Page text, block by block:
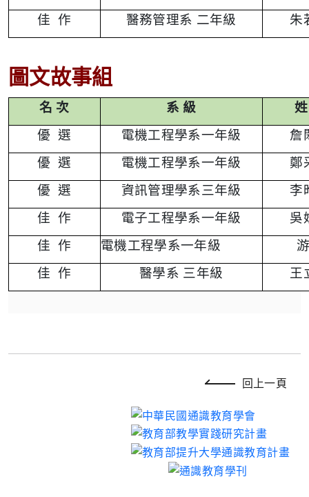
佳 作 醫務管理系 二年級 朱
圖文故事組
名 次 系 級
優 選 電機工程學系一年級
詹
優 選 電機工程學系一年級
鄭
優 選 資訊管理學系三年級
李
佳 作 電子工程學系一年級
吳
佳 作 電機工程學系一年級
佳 作 醫學系 三年級 王
回上一頁